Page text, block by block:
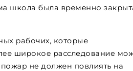
школа была временно
рабочих, которые
широкое расследование
не должен повлиять на